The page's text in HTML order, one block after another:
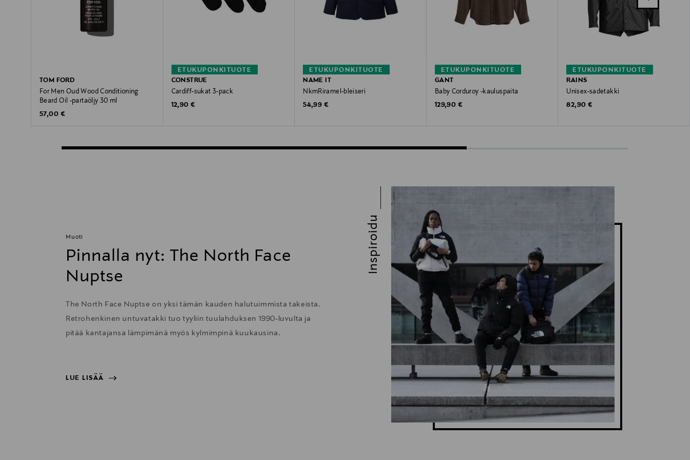
TOM FORD
For Men Oud Wood Conditioning
Beard Oil -partaöljy 30 ml
Original Price
57,00 €
ETUKUPONKITUOTE
CONSTRUE
Cardiff-sukat 3-pack
Original Price
12,90 €
ETUKUPONKITUOTE
NAME IT
NkmRiramel-bleiseri
Original Price
54,99 €
ETUKUPONKITUOTE
GANT
Baby Corduroy -kauluspaita
Original Price
129,90 €
ETUKUPONKITUOTE
RAINS
Unisex-sadetakki
Original Price
82,90 €
Muoti
Pinnalla nyt: The North Face
Nuptse
The North Face Nuptse on yksi tämän kauden halutuimmista takeista.
Retrohenkinen untuvatakki tuo tyyliin tuulahduksen 1990-luvulta ja
pitää kantajansa lämpimänä myös kylmimpinä kuukausina.
LUE LISÄÄ
Inspiroidu